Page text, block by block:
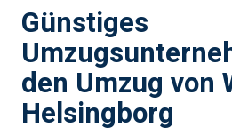
Günstiges
den Umzug von
Helsingborg